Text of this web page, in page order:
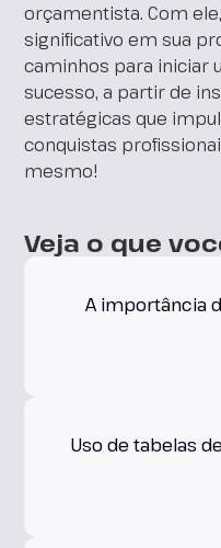
orçamentista. Com
significativo em sua
caminhos para iniciar
sucesso, a partir de
estratégicas que
conquistas
mesmo!
Veja o que
A importância
Uso de tabelas